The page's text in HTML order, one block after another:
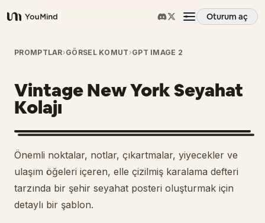
YouMind
Oturum aç
Genel Bakış
Kullanım Senaryoları
Beceriler
İstemler
Fiyatlandırma
PROMPTLAR›GÖRSEL KOMUT ›GPT IMAGE 2
Vintage New York Seyahat
Kolajı
Önemli noktalar, notlar, çıkartmalar, yiyecekler ve
ulaşım öğeleri içeren, elle çizilmiş karalama defteri
tarzında bir şehir seyahat posteri oluşturmak için
detaylı bir şablon.